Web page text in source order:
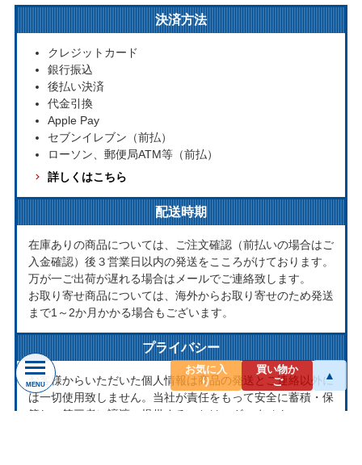
決済方法
クレジットカード
銀行振込
後払い決済
代金引換
Apple Pay
セブンイレブン（前払）
ローソン、郵便局ATM等（前払）
詳しくはこちら
配送時期
在庫ありの商品については、ご注文確認（前払いの場合はご
入金確認）後３営業日以内の発送をこころがけております。
万が一ご出荷が遅れる場合はメールでご連絡致します。
お取り寄せ商品については、海外からお取り寄せのため発送
まで1～2か月かかる場合もございます。
プライバシー
お客様からいただいた個人情報は商品の発送とご連絡以外に
は一切使用致しません。当社が責任をもって安全に蓄積・保
管し、第三者に譲渡・提供することはございません。
MENU
お気に入
り
買い物か
ご
▲